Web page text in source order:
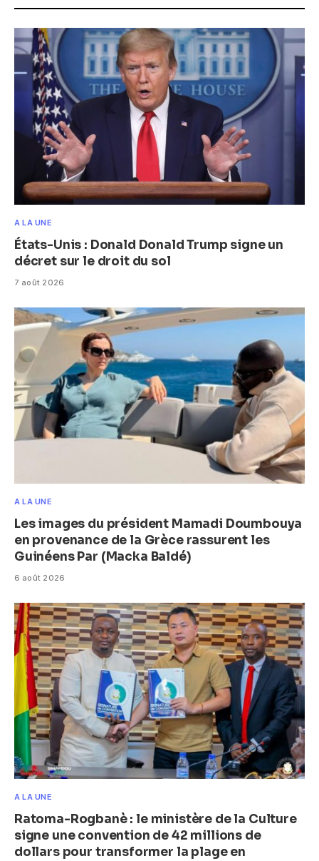
A LA UNE
États-Unis : Donald Donald Trump signe un
décret sur le droit du sol
7 août 2026
A LA UNE
Les images du président Mamadi Doumbouya
en provenance de la Grèce rassurent les
Guinéens Par (Macka Baldé)
6 août 2026
A LA UNE
Ratoma-Rogbanè : le ministère de la Culture
signe une convention de 42 millions de
dollars pour transformer la plage en